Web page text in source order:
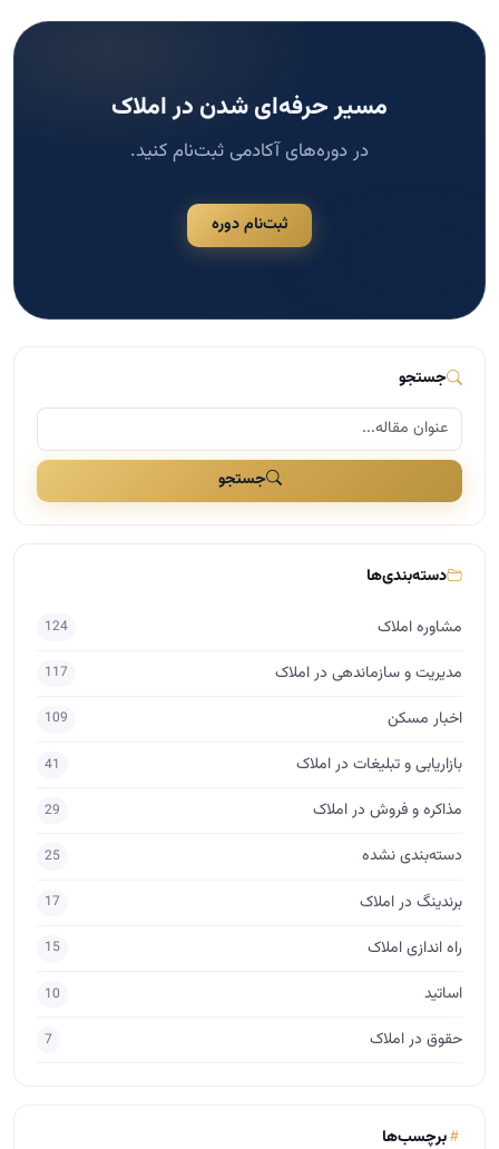
مسیر حرفه‌ای شدن در املاک
در دوره‌های آکادمی ثبت‌نام کنید.
ثبت‌نام دوره
جستجو
جستجو
دسته‌بندی‌ها
مشاوره املاک 124
مدیریت و سازماندهی در املاک 117
اخبار مسکن 109
بازاریابی و تبلیغات در املاک 41
مذاکره و فروش در املاک 29
دسته‌بندی نشده 25
برندینگ در املاک 17
راه اندازی املاک 15
اساتید 10
حقوق در املاک 7
برچسب‌ها